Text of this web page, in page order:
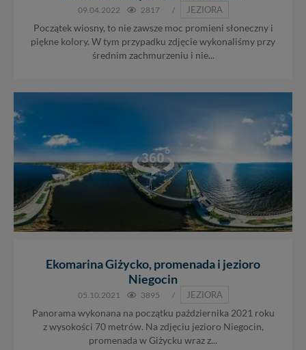
09.04.2022 2817 /
JEZIORA
Początek wiosny, to nie zawsze moc promieni słoneczny i
piękne kolory. W tym przypadku zdjęcie wykonaliśmy przy
średnim zachmurzeniu i nie...
Ekomarina Giżycko, promenada i jezioro
Niegocin
05.10.2021 3895 /
JEZIORA
Panorama wykonana na początku października 2021 roku
z wysokości 70 metrów. Na zdjęciu jezioro Niegocin,
promenada w Giżycku wraz z...